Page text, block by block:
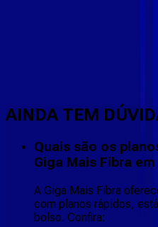
AINDA TEM
Quais são os
Giga Mais Fibra em
A Giga Mais Fibra
com planos rápidos,
bolso. Confira: